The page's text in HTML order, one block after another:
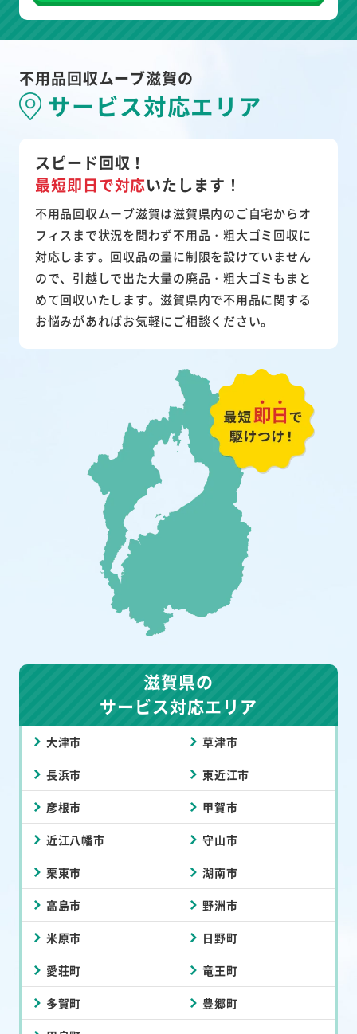
不用品回収ムーブ滋賀の
サービス対応エリア
スピード回収！
最短即日で対応いたします！
不用品回収ムーブ滋賀は滋賀県内のご自宅からオ
フィスまで状況を問わず不用品・粗大ゴミ回収に
対応します。回収品の量に制限を設けていません
ので、引越しで出た大量の廃品・粗大ゴミもまと
めて回収いたします。滋賀県内で不用品に関する
お悩みがあればお気軽にご相談ください。
滋賀県の
サービス対応エリア
大津市 草津市
長浜市 東近江市
彦根市 甲賀市
近江八幡市 守山市
栗東市 湖南市
高島市 野洲市
米原市 日野町
愛荘町 竜王町
多賀町 豊郷町